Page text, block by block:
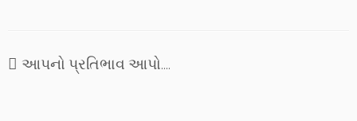
આપનો પ્રતિભાવ આપો....